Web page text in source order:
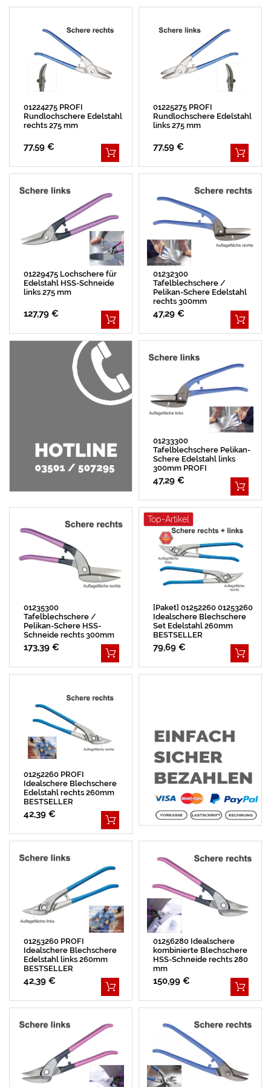
01224275 PROFI
Rundlochschere Edelstahl
rechts 275 mm
77,59 €
01225275 PROFI
Rundlochschere Edelstahl
links 275 mm
77,59 €
01229475 Lochschere für
Edelstahl HSS-Schneide
links 275 mm
127,79 €
01232300
Tafelblechschere /
Pelikan-Schere Edelstahl
rechts 300mm
47,29 €
01233300
Tafelblechschere Pelikan-
Schere Edelstahl links
300mm PROFI
47,29 €
01235300
Tafelblechschere /
Pelikan-Schere HSS-
Schneide rechts 300mm
173,39 €
Top-Artikel
[Paket] 01252260 01253260
Idealschere Blechschere
Set Edelstahl 260mm
BESTSELLER
79,69 €
01252260 PROFI
Idealschere Blechschere
Edelstahl rechts 260mm
BESTSELLER
42,39 €
01253260 PROFI
Idealschere Blechschere
Edelstahl links 260mm
BESTSELLER
42,39 €
01256280 Idealschere
kombinierte Blechschere
HSS-Schneide rechts 280
mm
150,99 €
E
P
R